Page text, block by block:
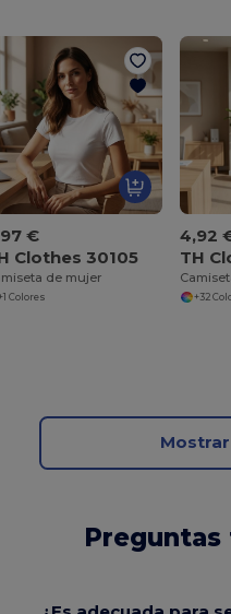
€
Clothes 30105
de mujer
Colores
4,92
TH
+32